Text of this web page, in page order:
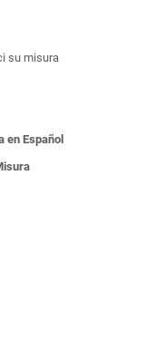
su misura
en Español